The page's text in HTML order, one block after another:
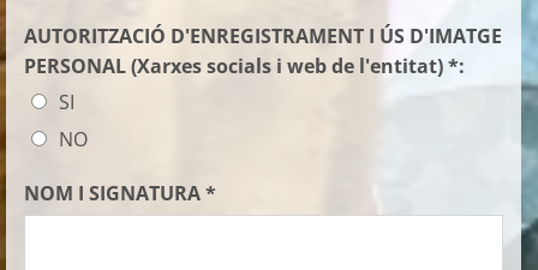
AUTORITZACIÓ D'ENREGISTRAMENT I ÚS D'IMATGE
PERSONAL (Xarxes socials i web de l'entitat) *:
SI
NO
NOM I SIGNATURA *